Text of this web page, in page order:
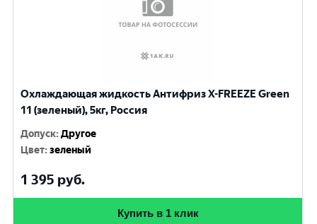
Охлаждающая жидкость Антифриз X-FREEZE Green
11 (зеленый), 5кг, Россия
Допуск:Другое
Цвет:зеленый
1 395 руб.
Купить в 1 клик